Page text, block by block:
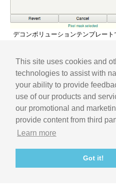
This site uses cookies and
technologies to assist with
your ability to provide
use of our products and
our promotional and
provide content from third
Learn more
Got it!
デコンボリューションテンプレート